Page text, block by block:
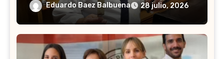
Eduardo Baez Balbuena 28 julio, 2026